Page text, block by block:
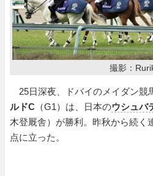
撮影：
25日深夜、ドバイのメイダン競
ルドC （G1）は、日本のウシュバ
木登厩舎）が勝利。昨秋から続く
点に立った。